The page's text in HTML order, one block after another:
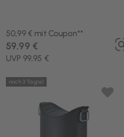
50,99 € mit Coupon**
UVP 99,95 €
59,99 €
noch 3 Tag(e)